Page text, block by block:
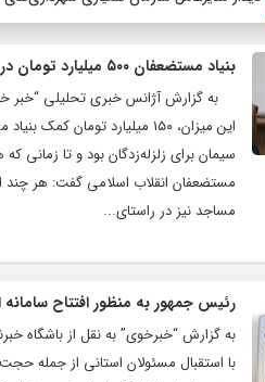
بنیاد مستضعفان ۵۰۰ میلیارد تومان در آذربایجان غربی هزینه کرده است
به گزارش آژانس خبری تحلیلی “خبر
این میزان، ۱۵۰ میلیارد
سیمان برای زلزله‌زدگان بود و تا
مستضعفان انقلاب اسلامی گفت: هر
مساجد نیز در راستای...
رئیس جمهور به منظور افتتاح سامانه
به گزارش “خبرخوی” به نقل از باشگاه
با استقبال مسئولان استانی از جمله